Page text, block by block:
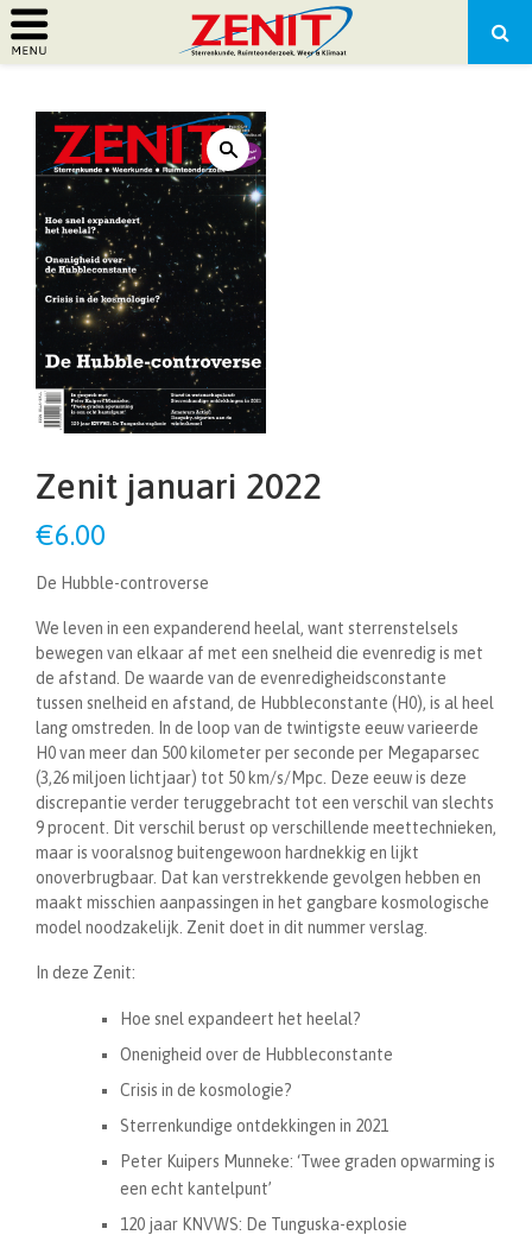
PRIMARY
MENU
Zenit januari 2022
€6.00
De Hubble-controverse
We leven in een expanderend heelal, want sterrenstelsels
bewegen van elkaar af met een snelheid die evenredig is met
de afstand. De waarde van de evenredigheidsconstante
tussen snelheid en afstand, de Hubbleconstante (H0), is al heel
lang omstreden. In de loop van de twintigste eeuw varieerde
H0 van meer dan 500 kilometer per seconde per Megaparsec
(3,26 miljoen lichtjaar) tot 50 km/s/Mpc. Deze eeuw is deze
discrepantie verder teruggebracht tot een verschil van slechts
9 procent. Dit verschil berust op verschillende meettechnieken,
maar is vooralsnog buitengewoon hardnekkig en lijkt
onoverbrugbaar. Dat kan verstrekkende gevolgen hebben en
maakt misschien aanpassingen in het gangbare kosmologische
model noodzakelijk. Zenit doet in dit nummer verslag.
In deze Zenit:
Hoe snel expandeert het heelal?
Onenigheid over de Hubbleconstante
Crisis in de kosmologie?
Sterrenkundige ontdekkingen in 2021
Peter Kuipers Munneke: ‘Twee graden opwarming is
een echt kantelpunt’
120 jaar KNVWS: De Tunguska-explosie